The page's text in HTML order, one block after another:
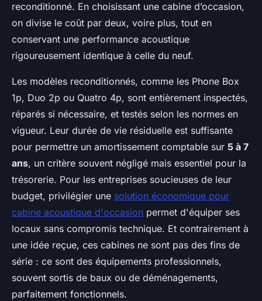
reconditionné. En choisissant une cabine d’occasion,
on divise le coût par deux, voire plus, tout en
conservant une performance acoustique
rigoureusement identique à celle du neuf.
Les modèles reconditionnés, comme les Phone Box
1p, Duo 2p ou Quatro 4p, sont entièrement inspectés,
réparés si nécessaire, et testés selon les normes en
vigueur. Leur durée de vie résiduelle est suffisante
pour permettre un amortissement comptable sur 5 à 7
ans, un critère souvent négligé mais essentiel pour la
trésorerie. Pour les entreprises soucieuses de leur
budget, privilégier une solution économique pour
cabine acoustique d'occasion permet d'équiper ses
locaux sans compromis technique. Et contrairement à
une idée reçue, ces cabines ne sont pas des fins de
série : ce sont des équipements professionnels,
souvent sortis de baux ou de déménagements,
parfaitement fonctionnels.